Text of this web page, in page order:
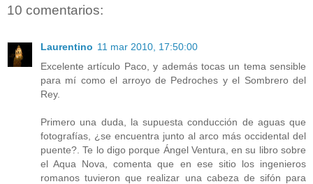
10 comentarios:
Laurentino 11 mar 2010, 17:50:00
Excelente artículo Paco, y además tocas un tema sensible
para mí como el arroyo de Pedroches y el Sombrero del
Rey.
Primero una duda, la supuesta conducción de aguas que
fotografías, ¿se encuentra junto al arco más occidental del
puente?. Te lo digo porque Ángel Ventura, en su libro sobre
el Aqua Nova, comenta que en ese sitio los ingenieros
romanos tuvieron que realizar una cabeza de sifón para